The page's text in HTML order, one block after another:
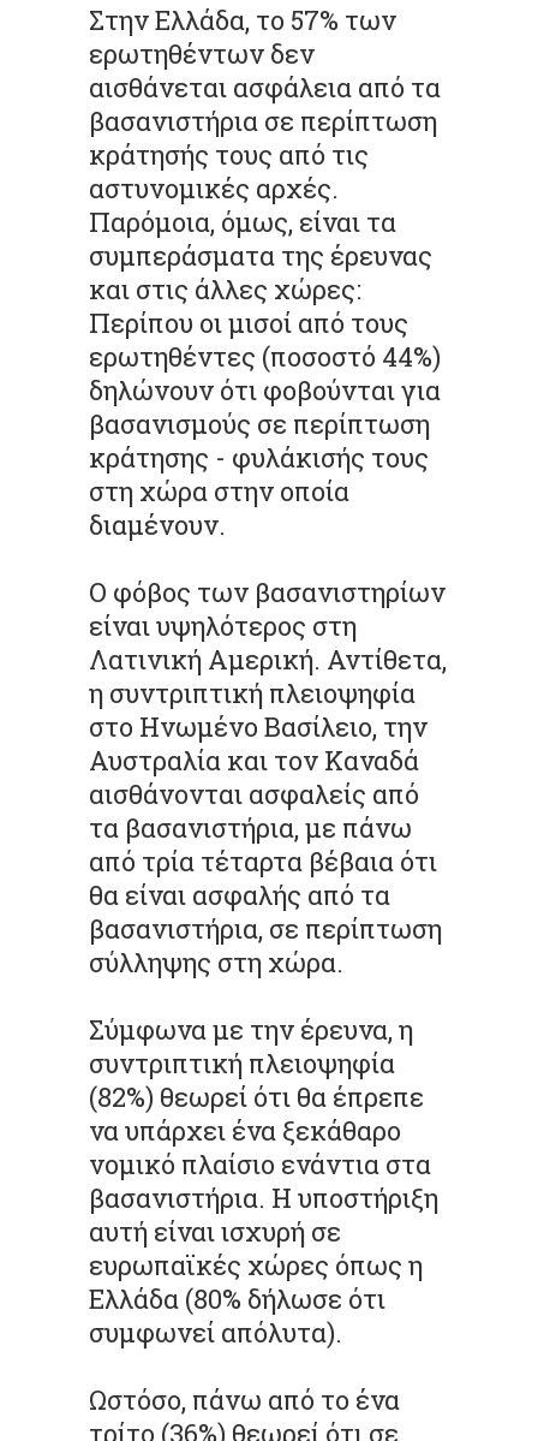
Στην Ελλάδα, το 57% των
ερωτηθέντων δεν
αισθάνεται ασφάλεια από τα
βασανιστήρια σε περίπτωση
κράτησής τους από τις
αστυνομικές αρχές.
Παρόμοια, όμως, είναι τα
συμπεράσματα της έρευνας
και στις άλλες χώρες:
Περίπου οι μισοί από τους
ερωτηθέντες (ποσοστό 44%)
δηλώνουν ότι φοβούνται για
βασανισμούς σε περίπτωση
κράτησης - φυλάκισής τους
στη χώρα στην οποία
διαμένουν.
Ο φόβος των βασανιστηρίων
είναι υψηλότερος στη
Λατινική Αμερική. Αντίθετα,
η συντριπτική πλειοψηφία
στο Ηνωμένο Βασίλειο, την
Αυστραλία και τον Καναδά
αισθάνονται ασφαλείς από
τα βασανιστήρια, με πάνω
από τρία τέταρτα βέβαια ότι
θα είναι ασφαλής από τα
βασανιστήρια, σε περίπτωση
σύλληψης στη χώρα.
Σύμφωνα με την έρευνα, η
συντριπτική πλειοψηφία
(82%) θεωρεί ότι θα έπρεπε
να υπάρχει ένα ξεκάθαρο
νομικό πλαίσιο ενάντια στα
βασανιστήρια. Η υποστήριξη
αυτή είναι ισχυρή σε
ευρωπαϊκές χώρες όπως η
Ελλάδα (80% δήλωσε ότι
συμφωνεί απόλυτα).
Ωστόσο, πάνω από το ένα
τρίτο (36%) θεωρεί ότι σε